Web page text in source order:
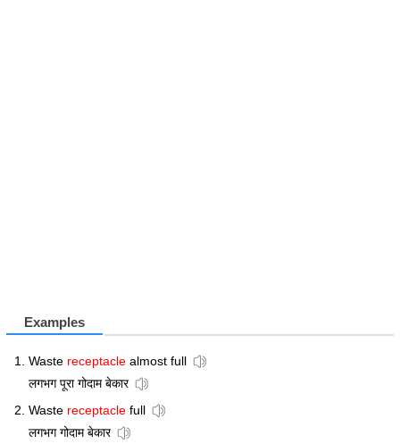
Examples
Waste receptacle almost full
लगभग पूरा गोदाम बेकार
Waste receptacle full
लगभग गोदाम बेकार